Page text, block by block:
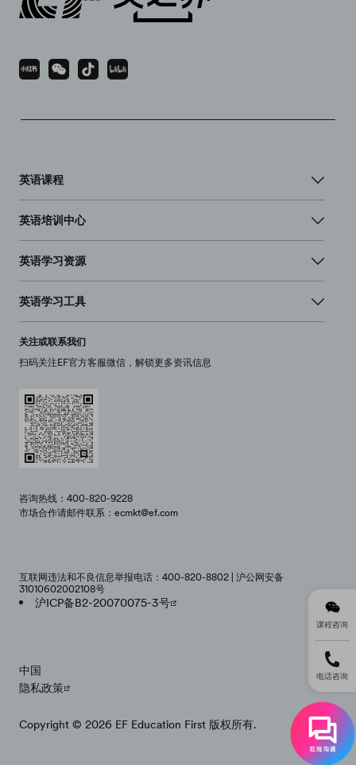
英语课程
英语培训中心
英语学习资源
英语学习工具
关注或联系我们
扫码关注EF官方客服微信，解锁更多资讯信息
咨询热线：400-820-9228
市场合作请邮件联系：ecmkt@ef.com
互联网违法和不良信息举报电话：400-820-8802 | 沪公网安备
31010602002108号
沪ICP备B2-20070075-3号
中国
隐私政策
Copyright © 2026 EF Education First 版权所有.
课程咨询
电话咨询